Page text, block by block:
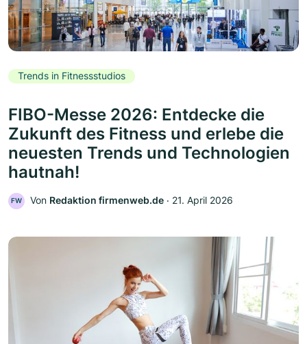
Trends in Fitnessstudios
FIBO-Messe 2026: Entdecke die
Zukunft des Fitness und erlebe die
neuesten Trends und Technologien
hautnah!
FW Von Redaktion firmenweb.de ‧ 21. April 2026